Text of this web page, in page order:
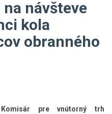
návšteve
kola
obranného
Komisár pre vnútorný trh